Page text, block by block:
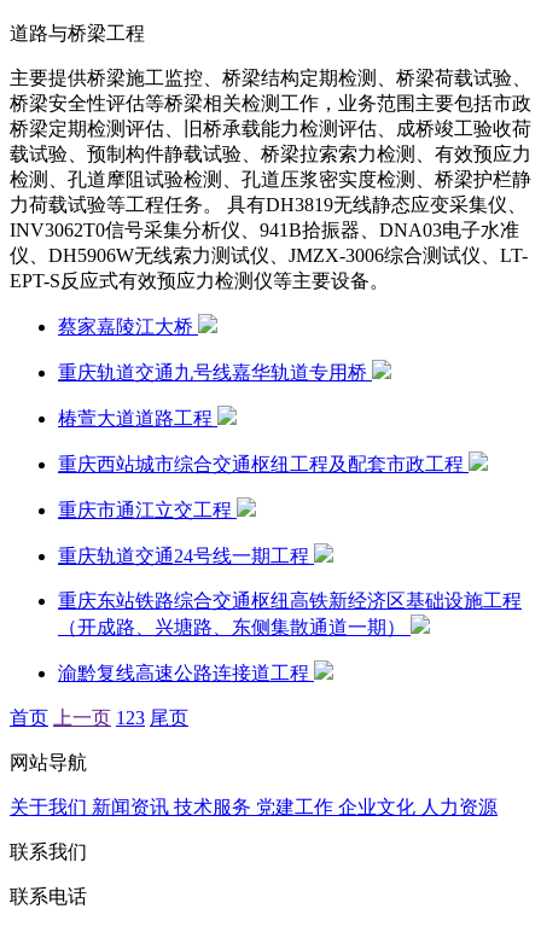
道路与桥梁工程
主要提供桥梁施工监控、桥梁结构定期检测、桥梁荷载试验、
桥梁安全性评估等桥梁相关检测工作，业务范围主要包括市政
桥梁定期检测评估、旧桥承载能力检测评估、成桥竣工验收荷
载试验、预制构件静载试验、桥梁拉索索力检测、有效预应力
检测、孔道摩阻试验检测、孔道压浆密实度检测、桥梁护栏静
力荷载试验等工程任务。 具有DH3819无线静态应变采集仪、
INV3062T0信号采集分析仪、941B拾振器、DNA03电子水准
仪、DH5906W无线索力测试仪、JMZX-3006综合测试仪、LT-
EPT-S反应式有效预应力检测仪等主要设备。
蔡家嘉陵江大桥
重庆轨道交通九号线嘉华轨道专用桥
椿萱大道道路工程
重庆西站城市综合交通枢纽工程及配套市政工程
重庆市通江立交工程
重庆轨道交通24号线一期工程
重庆东站铁路综合交通枢纽高铁新经济区基础设施工程
（开成路、兴塘路、东侧集散通道一期）
渝黔复线高速公路连接道工程
首页 上一页 1 23 尾页
网站导航
关于我们 新闻资讯 技术服务 党建工作 企业文化 人力资源
联系我们
联系电话